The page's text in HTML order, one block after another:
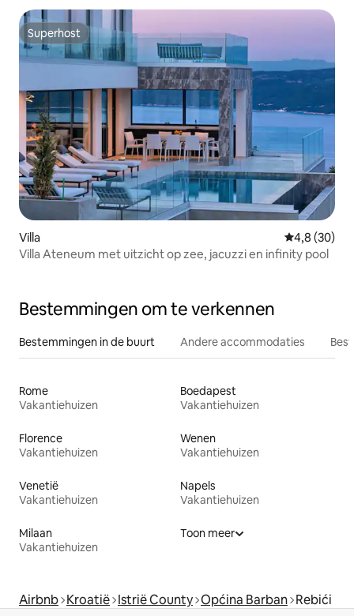
Superhost
Superhost
Villa Gemiddelde
4,8 (30)
Villa Ateneum met uitzicht op zee, jacuzzi en infinity pool
Bestemmingen om te verkennen
Bestemmingen in de buurt Andere accommodaties
Rome
Vakantiehuizen
Boedapest
Vakantiehuizen
Florence
Vakantiehuizen
Wenen
Vakantiehuizen
Venetië
Vakantiehuizen
Napels
Vakantiehuizen
Milaan
Vakantiehuizen
Toon meer
Airbnb Kroatië Istrië County Općina Barban Rebići